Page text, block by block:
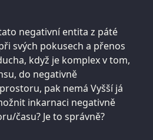
negativní entita z páté
svých pokusech a přenos
když je komplex v tom,
do negativně
pak nemá Vyšší já
inkarnaci negativně
času? Je to správně?